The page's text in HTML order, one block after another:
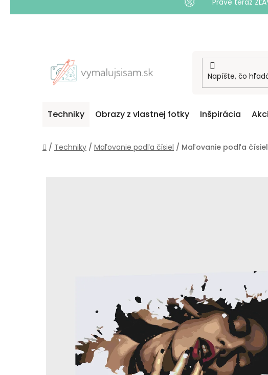
Práve teraz
Techniky Obrazy z vlastnej fotky Inšpirácia
Domov
/ Techniky / Maľovanie podľa čísiel / Maľovanie podľa